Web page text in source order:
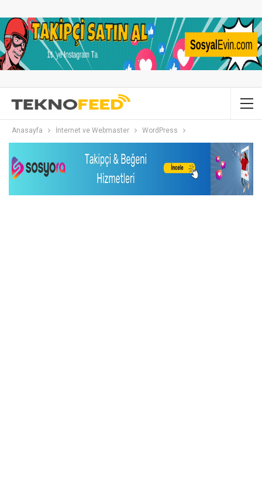
Anasayfa İnternet ve Webmaster WordPress